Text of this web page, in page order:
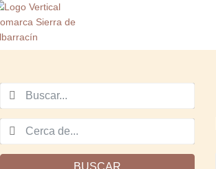
BUSCAR